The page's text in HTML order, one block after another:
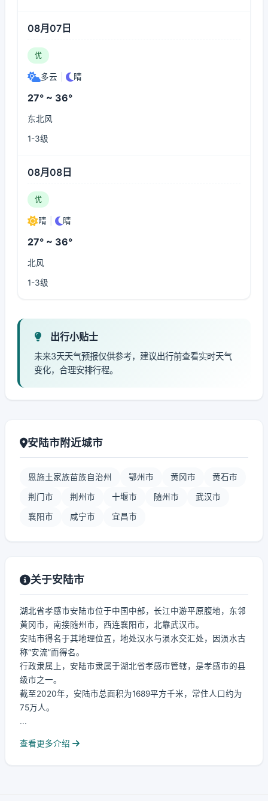
08月07日
优
多云 晴
27° ~ 36°
东北风
1-3级
08月08日
优
晴 晴
27° ~ 36°
北风
1-3级
出行小贴士
未来3天天气预报仅供参考，建议出行前查看实时天气
变化，合理安排行程。
安陆市附近城市
恩施土家族苗族自治州 鄂州市 黄冈市 黄石市
荆门市 荆州市 十堰市 随州市 武汉市
襄阳市 咸宁市 宜昌市
关于安陆市
湖北省孝感市安陆市位于中国中部，长江中游平原腹地，东邻
黄冈市，南接随州市，西连襄阳市，北靠武汉市。
安陆市得名于其地理位置，地处汉水与涢水交汇处，因涢水古
称“安流”而得名。
行政隶属上，安陆市隶属于湖北省孝感市管辖，是孝感市的县
级市之一。
截至2020年，安陆市总面积为1689平方千米，常住人口约为
75万人。
...
查看更多介绍